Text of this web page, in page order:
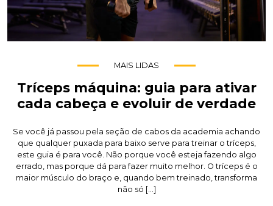
MAIS LIDAS
Tríceps máquina: guia para ativar
cada cabeça e evoluir de verdade
Se você já passou pela seção de cabos da academia achando
que qualquer puxada para baixo serve para treinar o tríceps,
este guia é para você. Não porque você esteja fazendo algo
errado, mas porque dá para fazer muito melhor. O tríceps é o
maior músculo do braço e, quando bem treinado, transforma
não só […]